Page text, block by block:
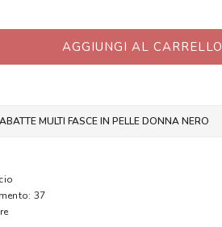
AGGIUNGI AL CARRELLO
MULTI FASCE IN PELLE DONNA NERO
37